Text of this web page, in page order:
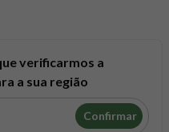
verificarmos a
a sua região
Confirmar